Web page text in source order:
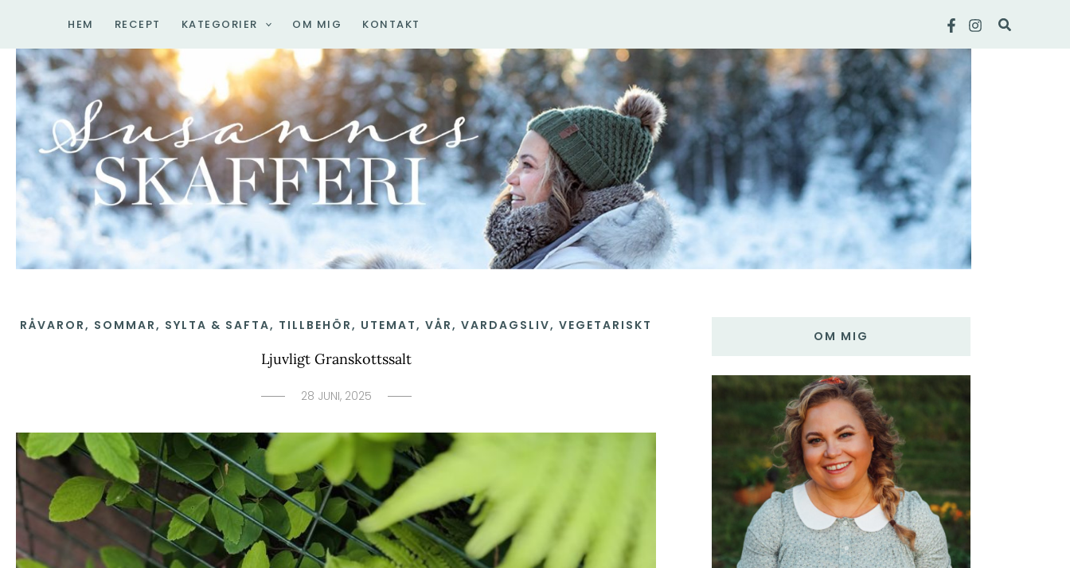
innehåll
HEM RECEPT KATEGORIER OM MIG KONTAKT Sök
RÅVAROR, SOMMAR, SYLTA & SAFTA, TILLBEHÖR, UTEMAT, VÅR, VARDAGSLIV, VEGETARISKT
Ljuvligt Granskottssalt
28 JUNI, 2025
OM MIG